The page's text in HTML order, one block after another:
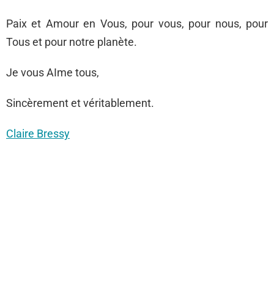
Paix et Amour en Vous, pour vous, pour nous, pour
Tous et pour notre planète.
Je vous AIme tous,
Sincèrement et véritablement.
Claire Bressy